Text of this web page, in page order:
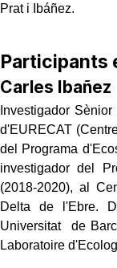
Prat i Ibáñez.
Participants
Carles Ibañez
Investigador
d'EURECAT
del Programa
investigador del
(2018-2020), al
Delta de l'Ebre.
Universitat de
Laboratoire